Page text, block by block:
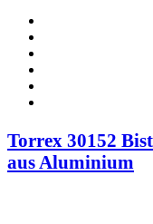
Torrex 30152
aus Aluminium